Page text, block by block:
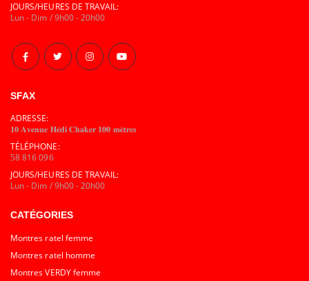
JOURS/HEURES DE TRAVAIL:
Lun - Dim / 9h00 - 20h00
SFAX
ADRESSE:
𝟏𝟎 𝐀𝐯𝐞𝐧𝐮𝐞 𝐇𝐞́𝐝𝐢 𝐂𝐡𝐚𝐤𝐞𝐫 𝟏𝟎𝟎 𝐦𝐞̀𝐭𝐫𝐞𝐬
TÉLÉPHONE:
58 816 096
JOURS/HEURES DE TRAVAIL:
Lun - Dim / 9h00 - 20h00
CATÉGORIES
Montres ratel femme
Montres ratel homme
Montres VERDY femme